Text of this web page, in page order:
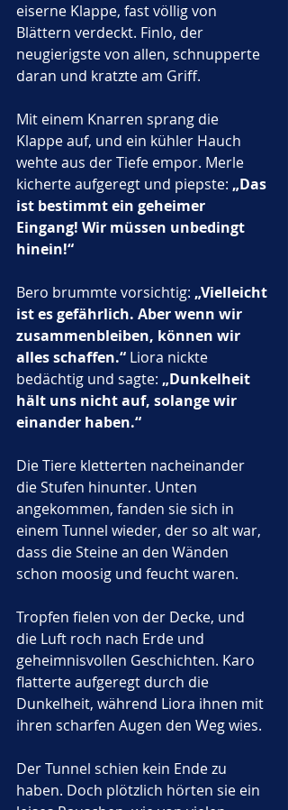
eiserne Klappe, fast völlig von
Blättern verdeckt. Finlo, der
neugierigste von allen, schnupperte
daran und kratzte am Griff.
Mit einem Knarren sprang die
Klappe auf, und ein kühler Hauch
wehte aus der Tiefe empor. Merle
kicherte aufgeregt und piepste: „Das
ist bestimmt ein geheimer
Eingang! Wir müssen unbedingt
hinein!“
Bero brummte vorsichtig: „Vielleicht
ist es gefährlich. Aber wenn wir
zusammenbleiben, können wir
alles schaffen.“ Liora nickte
bedächtig und sagte: „Dunkelheit
hält uns nicht auf, solange wir
einander haben.“
Die Tiere kletterten nacheinander
die Stufen hinunter. Unten
angekommen, fanden sie sich in
einem Tunnel wieder, der so alt war,
dass die Steine an den Wänden
schon moosig und feucht waren.
Tropfen fielen von der Decke, und
die Luft roch nach Erde und
geheimnisvollen Geschichten. Karo
flatterte aufgeregt durch die
Dunkelheit, während Liora ihnen mit
ihren scharfen Augen den Weg wies.
Der Tunnel schien kein Ende zu
haben. Doch plötzlich hörten sie ein